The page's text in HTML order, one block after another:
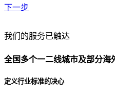
下一步
贵公司预算范围是？
贵公司的团队规模是？
我们的服务已触达
全国多个一二线城市及部分海
定义行业标准的决心